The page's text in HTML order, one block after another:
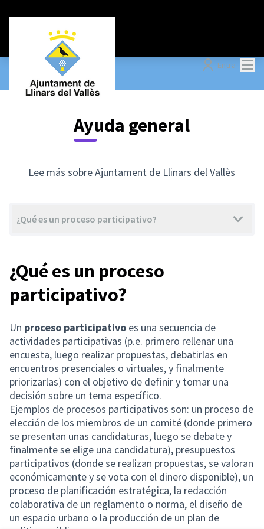
Entra
Ayuda general
Lee más sobre Ajuntament de Llinars del Vallès
¿Qué es un proceso participativo?
¿Qué es un proceso
participativo?
Un proceso participativo es una secuencia de
actividades participativas (p.e. primero rellenar una
encuesta, luego realizar propuestas, debatirlas en
encuentros presenciales o virtuales, y finalmente
priorizarlas) con el objetivo de definir y tomar una
decisión sobre un tema específico.
Ejemplos de procesos participativos son: un proceso de
elección de los miembros de un comité (donde primero
se presentan unas candidaturas, luego se debate y
finalmente se elige una candidatura), presupuestos
participativos (donde se realizan propuestas, se valoran
económicamente y se vota con el dinero disponible), un
proceso de planificación estratégica, la redacción
colaborativa de un reglamento o norma, el diseño de
un espacio urbano o la producción de un plan de